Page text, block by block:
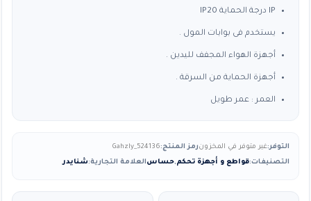
IP درجة الحماية IP20
يستخدم فى بوابات المول .
أجهزة الهواء المجفف لليدين .
أجهزة الحماية من السرقة .
العمر : عمر طويل
التوفر:غير متوفر في المخزونرمز المنتج:Gahzly_524136
التصنيفات:قواطع و أجهزة تحكم,حساسالعلامة التجارية:شنايدر